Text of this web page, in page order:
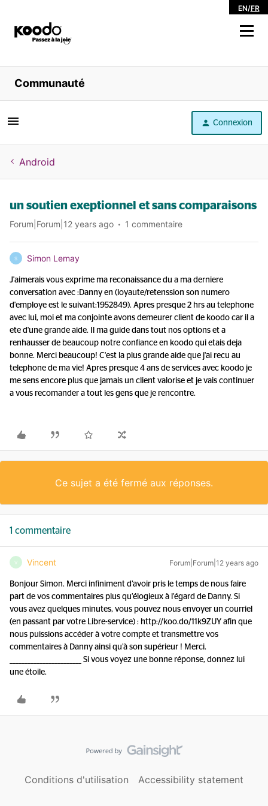
EN/FR
Magasiner
Libre service
Aide
Communauté
Connexion
Android
un soutien exeptionnel et sans comparaisons
Forum|Forum|12 years ago 1 commentaire
S Simon Lemay
J'aimerais vous exprime ma reconaissance du a ma derniere
conversation avec :Danny en (loyaute/retenssion son numero
d'employe est le suivant:1952849). Apres presque 2 hrs au telephone
avec lui, moi et ma conjointe avons demeurer client de koodo car il a
ete d'une grande aide. Il ma guide dans tout nos options et a
renhausser de beaucoup notre confiance en koodo qui etais deja
bonne. Merci beaucoup! C'est la plus grande aide que j'ai recu au
telephone de ma vie! Apres presque 4 ans de services avec koodo je
me sens encore plus que jamais un client valorise et je vais continuer
a vous recomander a tout les gens que je rencontre.
Ce sujet a été fermé aux réponses.
1 commentaire
V Vincent Forum|Forum|12 years ago
Bonjour Simon. Merci infiniment d’avoir pris le temps de nous faire
part de vos commentaires plus qu’élogieux à l’égard de Danny. Si
vous avez quelques minutes, vous pouvez nous envoyer un courriel
(en passant par votre Libre-service) : http://koo.do/11k9ZUY afin que
nous puissions accéder à votre compte et transmettre vos
commentaires à Danny ainsi qu’à son supérieur ! Merci.
________________________ Si vous voyez une bonne réponse, donnez lui
une étoile.
Conditions d'utilisation Accessibility statement